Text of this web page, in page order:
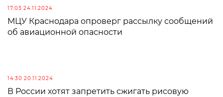
17:03 24.11.2024
МЦУ Краснодара опроверг рассылку сообщений
об авиационной опасности
14:30 20.11.2024
В России хотят запретить сжигать рисовую